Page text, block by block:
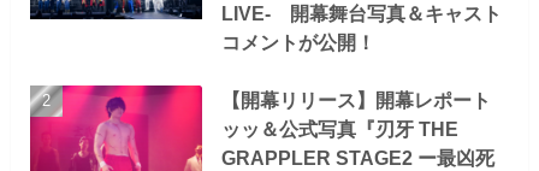
LIVE- 開幕舞台写真＆キャスト
コメントが公開！
【開幕リリース】開幕レポート
ッッ＆公式写真『刃牙 THE
GRAPPLER STAGE2 ー最凶死